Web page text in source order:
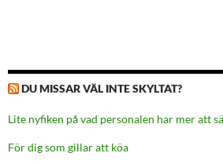
DU MISSAR VÄL INTE SKYLTAT?
Lite nyfiken på vad personalen har mer att
För dig som gillar att köa